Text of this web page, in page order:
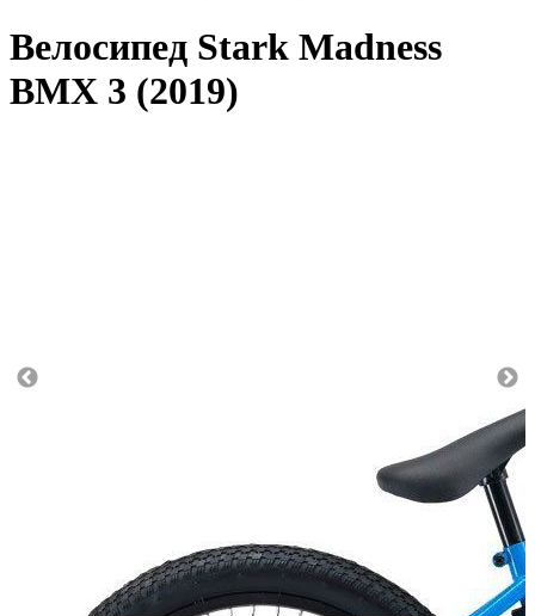
Велосипед Stark Madness
BMX 3 (2019)